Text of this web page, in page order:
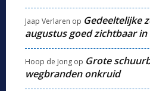
Jaap Verlaren op Gedeeltelijke
augustus goed zichtbaar in
Hoop de Jong op Grote
wegbranden onkruid